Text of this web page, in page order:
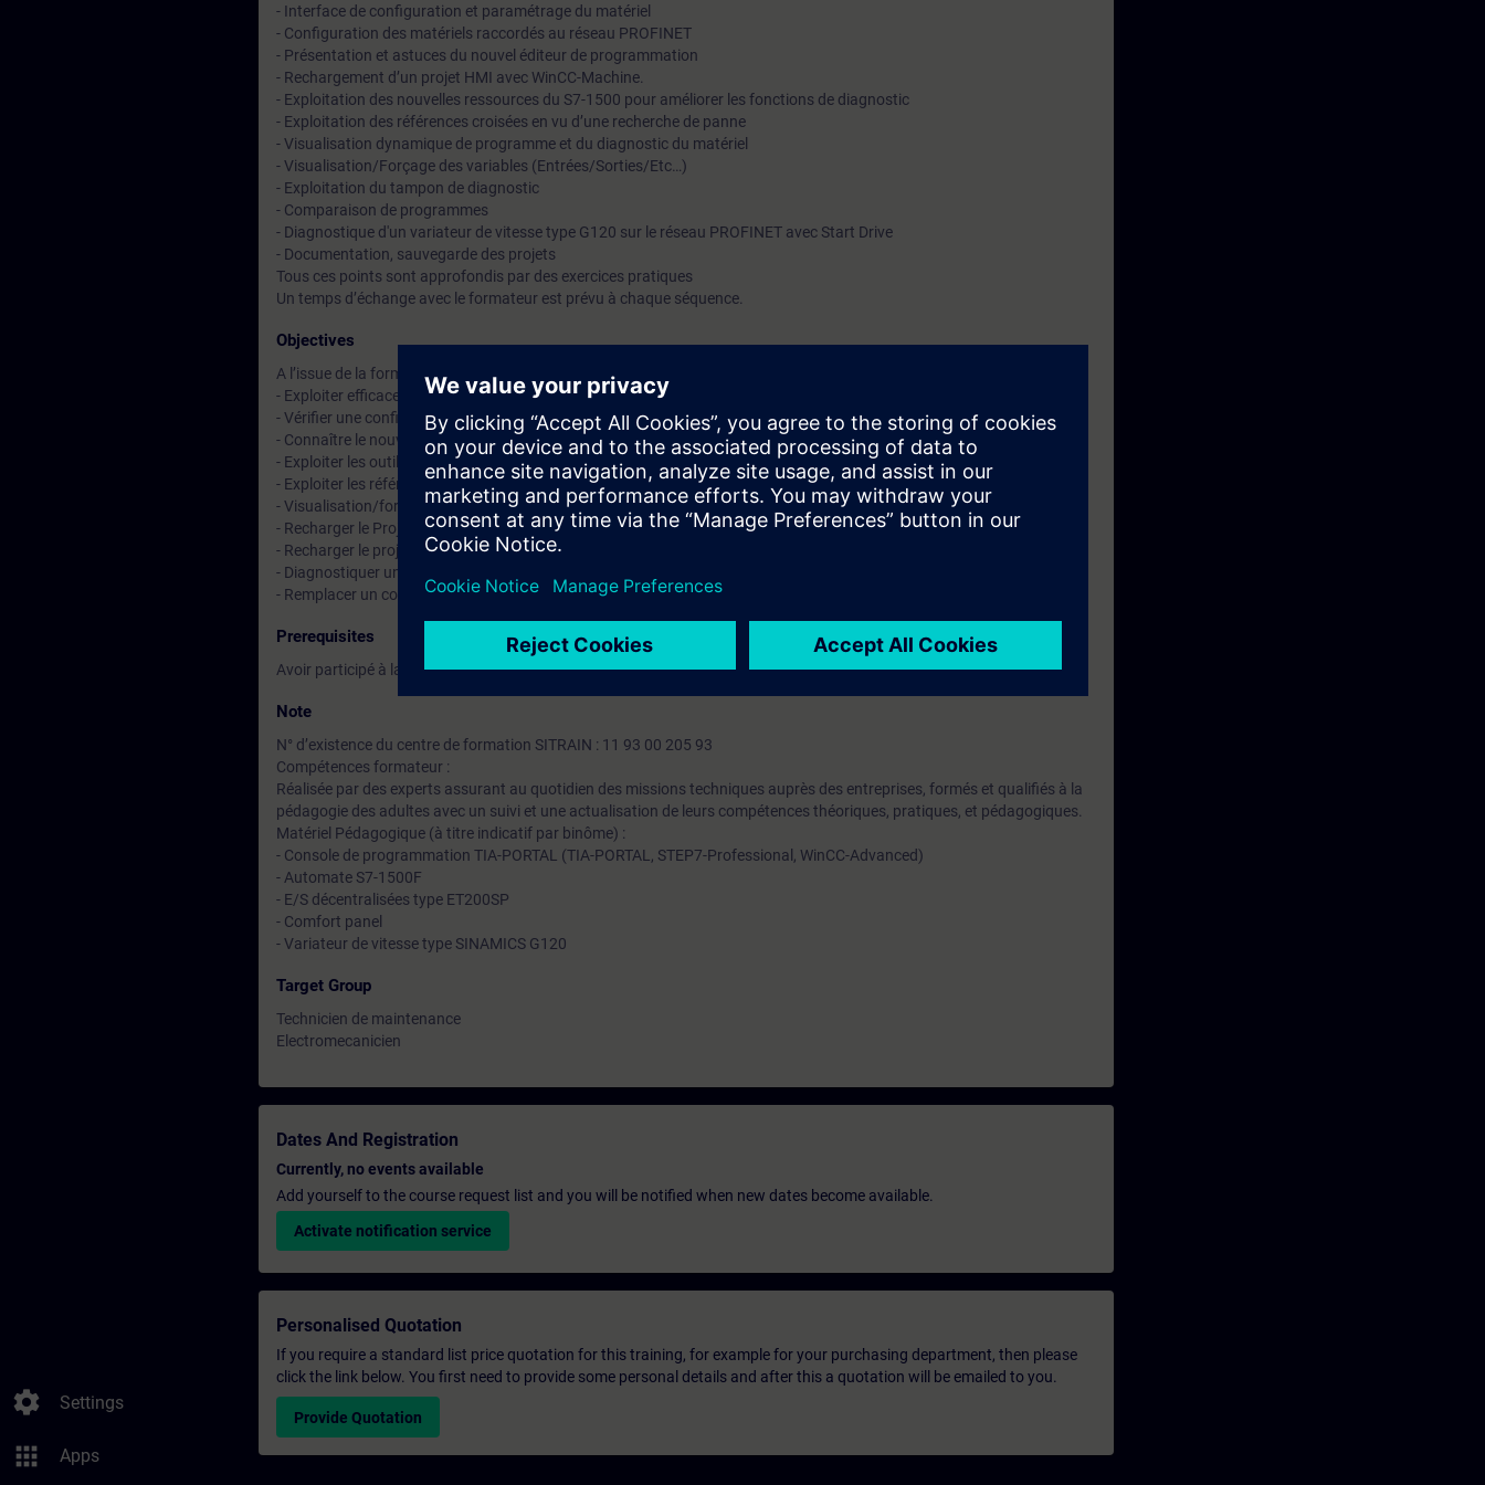
settings Settings
apps Apps
prérequisConnaissances Maintenance
- Interface de configuration et paramétrage du matériel
- Configuration des matériels raccordés au réseau PROFINET
- Présentation et astuces du nouvel éditeur de programmation
- Rechargement d’un projet HMI avec WinCC-Machine.
- Exploitation des nouvelles ressources du S7-1500 pour améliorer les fonctions de diagnostic
- Exploitation des références croisées en vu d’une recherche de panne
- Visualisation dynamique de programme et du diagnostic du matériel
- Visualisation/Forçage des variables (Entrées/Sorties/Etc…)
- Exploitation du tampon de diagnostic
- Comparaison de programmes
- Diagnostique d'un variateur de vitesse type G120 sur le réseau PROFINET avec Start Drive
- Documentation, sauvegarde des projets
Tous ces points sont approfondis par des exercices pratiques
Un temps d’échange avec le formateur est prévu à chaque séquence.
Objectives
A l’issue de la formation, le stagiaire sera capable de :
- Exploiter efficacement la plateforme TIA Portal dans le cadre de la maintenance
- Vérifier une configuration matérielle SIMATIC S7 avec TIA-PORTAL
- Connaître le nouveau jeu d'instructions du S7-1500
- Exploiter les outils de diagnostique de TIA-PORTAL
- Exploiter les références croisées dans le cadre du diagnostique de panne.
- Visualisation/forçage des variables
- Recharger le Projet d’une CPU après son remplacement
- Recharger le projet d’un IHM après son remplacement
- Diagnostiquer une communication PROFINET I/O
- Remplacer un composant défectueux (Entrées/Sorties ET200 etc)
Prerequisites
Avoir participé à la Formation ST-SERV1, ou avoir un niveau de connaissance équivalent sur STEP7 v5.
Note
N° d’existence du centre de formation SITRAIN : 11 93 00 205 93
Compétences formateur :
Réalisée par des experts assurant au quotidien des missions techniques auprès des entreprises, formés et qualifiés à la
pédagogie des adultes avec un suivi et une actualisation de leurs compétences théoriques, pratiques, et pédagogiques.
Matériel Pédagogique (à titre indicatif par binôme) :
- Console de programmation TIA-PORTAL (TIA-PORTAL, STEP7-Professional, WinCC-Advanced)
- Automate S7-1500F
- E/S décentralisées type ET200SP
- Comfort panel
- Variateur de vitesse type SINAMICS G120
Target Group
Technicien de maintenance
Electromecanicien
Dates And Registration
Currently, no events available
Add yourself to the course request list and you will be notified when new dates become available.
Activate notification service
Personalised Quotation
If you require a standard list price quotation for this training, for example for your purchasing department, then please
click the link below. You first need to provide some personal details and after this a quotation will be emailed to you.
Provide Quotation